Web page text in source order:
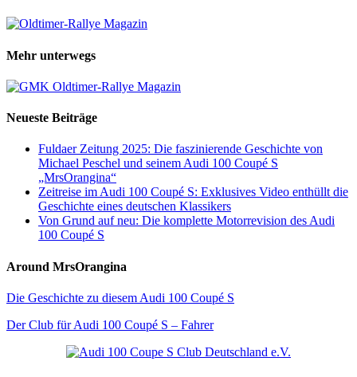
Mehr unterwegs
Neueste Beiträge
Fuldaer Zeitung 2025: Die faszinierende Geschichte von
Michael Peschel und seinem Audi 100 Coupé S
„MrsOrangina“
Zeitreise im Audi 100 Coupé S: Exklusives Video enthüllt die
Geschichte eines deutschen Klassikers
Von Grund auf neu: Die komplette Motorrevision des Audi
100 Coupé S
Around MrsOrangina
Die Geschichte zu diesem Audi 100 Coupé S
Der Club für Audi 100 Coupé S – Fahrer